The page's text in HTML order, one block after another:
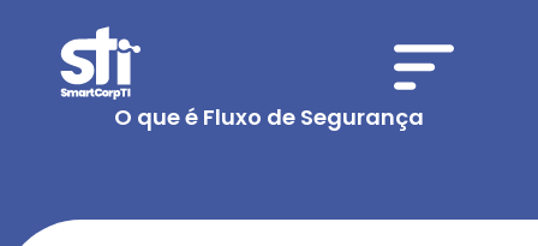
O que é Fluxo de Segurança